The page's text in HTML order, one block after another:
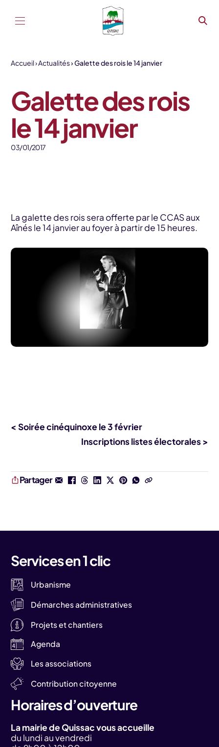
Accueil Actualités Galette des rois le 14 janvier
Galette des rois
le 14 janvier
03/01/2017
La galette des rois sera offerte par le CCAS aux
Aînés le 14 janvier au foyer à partir de 15 heures.
< Soirée cinéquinoxe le 3 février
Inscriptions listes électorales >
Partager
Services en 1 clic
Urbanisme
Démarches administratives
Projets et chantiers
Agenda
Les associations
Contribution citoyenne
Horaires d’ouverture
La mairie de Quissac vous accueille
du lundi au vendredi